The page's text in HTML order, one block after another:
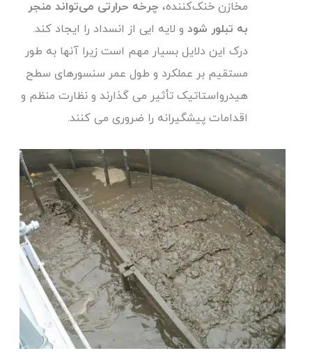
مخازن خنک‌کننده، چرخه حرارتی می‌تواند منجر
به تبلور شود و لایه ایی از انسداد را ایجاد کند.
درک این دلایل بسیار مهم است زیرا آنها به طور
مستقیم بر عملکرد و طول عمر سنسورهای سطح
هیدرواستاتیک تأثیر می گذارند و نظارت منظم و
اقدامات پیشگیرانه را ضروری می کنند.